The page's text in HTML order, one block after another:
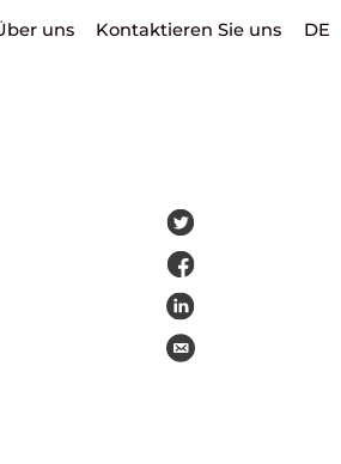
uns Kontaktieren Sie uns DE